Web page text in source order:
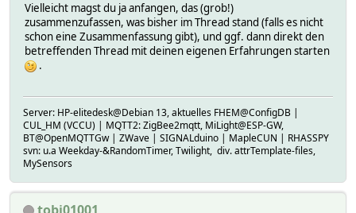
Vielleicht magst du ja anfangen, das (grob!)
zusammenzufassen, was bisher im Thread stand (falls es nicht
schon eine Zusammenfassung gibt), und ggf. dann direkt den
betreffenden Thread mit deinen eigenen Erfahrungen starten
.
Server: HP-elitedesk@Debian 13, aktuelles FHEM@ConfigDB |
CUL_HM (VCCU) | MQTT2: ZigBee2mqtt, MiLight@ESP-GW,
BT@OpenMQTTGw | ZWave | SIGNALduino | MapleCUN | RHASSPY
svn: u.a Weekday-&RandomTimer, Twilight, div. attrTemplate-files,
MySensors
tobi01001